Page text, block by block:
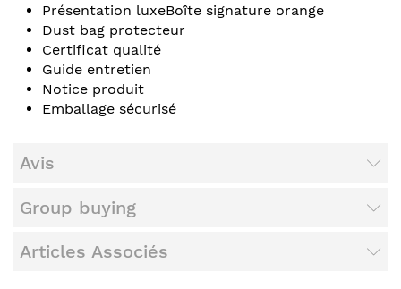
Présentation luxeBoîte signature orange
Dust bag protecteur
Certificat qualité
Guide entretien
Notice produit
Emballage sécurisé
Avis
Group buying
Articles Associés